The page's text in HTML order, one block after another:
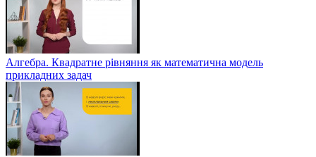
Алгебра. Квадратне рівняння як математична модель
прикладних задач